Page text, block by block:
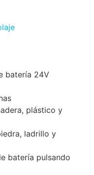
batería 24V
plástico y
ladrillo y
batería pulsando